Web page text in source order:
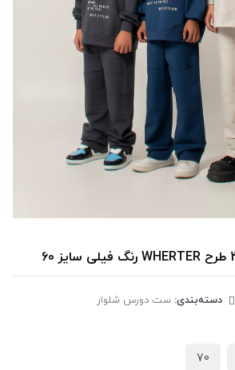
دسته‌بندی: ست دورس شلوار
70